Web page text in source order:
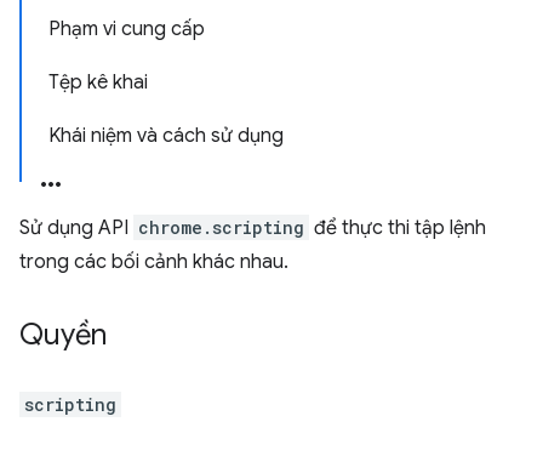
Phạm vi cung cấp
Tệp kê khai
Khái niệm và cách sử dụng
Sử dụng API chrome.scripting để thực thi tập lệnh
trong các bối cảnh khác nhau.
Quyền
scripting